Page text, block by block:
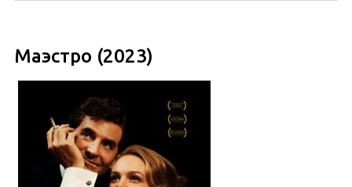
Маэстро (2023)